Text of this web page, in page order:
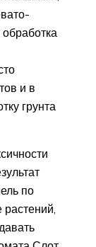
и в
грунта
по
растений,